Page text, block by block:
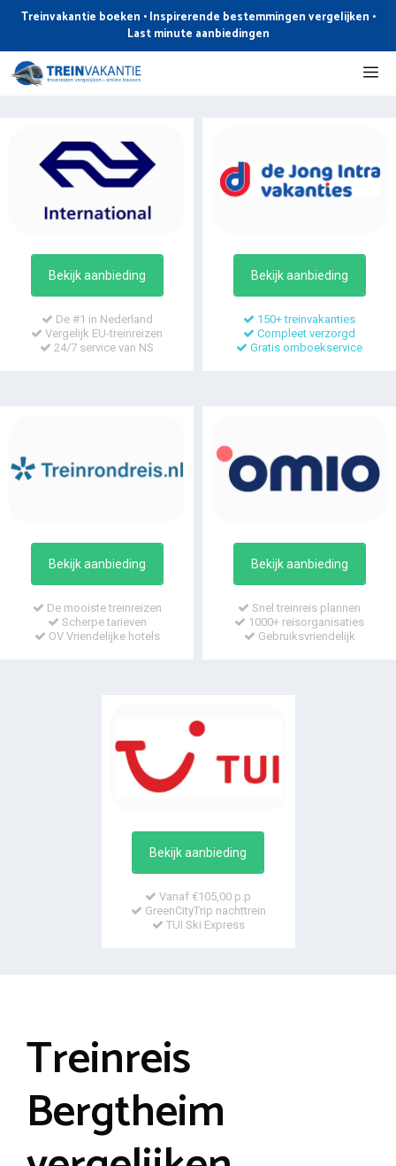
de
inhoud
Treinvakantie boeken • Inspirerende bestemmingen vergelijken •
Last minute aanbiedingen
Bekijk aanbieding
De #1 in Nederland
Vergelijk EU-treinreizen
24/7 service van NS
Bekijk aanbieding
150+ treinvakanties
Compleet verzorgd
Gratis omboekservice
Bekijk aanbieding
De mooiste treinreizen
Scherpe tarieven
OV Vriendelijke hotels
Bekijk aanbieding
Snel treinreis plannen
1000+ reisorganisaties
Gebruiksvriendelijk
Bekijk aanbieding
Vanaf €105,00 p.p
GreenCityTrip nachttrein
TUI Ski Express
Treinreis
Bergtheim